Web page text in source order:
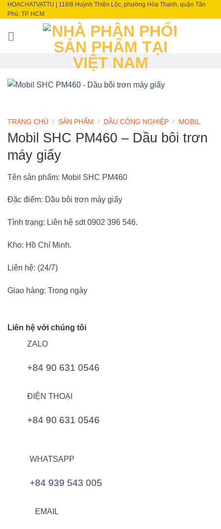
Skip
to
content
HOACHATVATTU | 118/8 Huỳnh Thiện Lộc, phường Hòa Thạnh, quận Tân
Phú, TP. HCM
TRANG CHỦ / SẢN PHẨM / DẦU CÔNG NGHIỆP / MOBIL
Mobil SHC PM460 – Dầu bôi trơn
máy giấy
Tên sản phẩm: Mobil SHC PM460
Đặc điểm: Dầu bôi trơn máy giấy
Tình trạng: Liên hệ sdt 0902 396 546.
Kho: Hồ Chí Minh.
Liên hệ: (24/7)
Giao hàng: Trong ngày
Liên hệ với chúng tôi
ZALO
+84 90 631 0546
ĐIỆN THOẠI
+84 90 631 0546
WHATSAPP
+84 939 543 005
EMAIL